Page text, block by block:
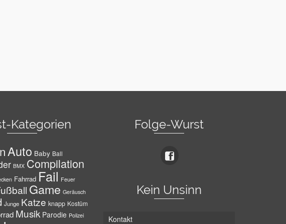
Kategorien
Auto Baby Ball
BMX Compilation
Fahrrad Fail Feuer
Game Geräusch
Junge Katze knapp Kostüm
Musik Parodie Polizei
Folge-Wurst
Kein Unsinn
Kontakt